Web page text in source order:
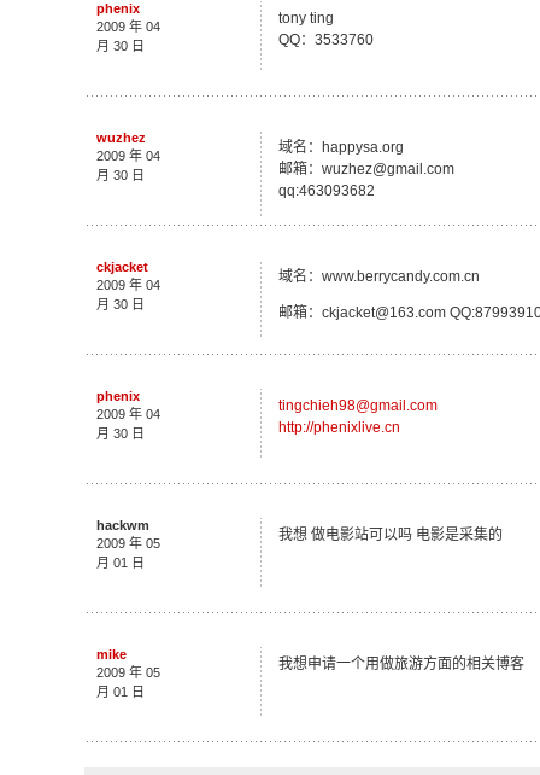
phenix
2009 年 04
月 30 日
tony ting
QQ：3533760
wuzhez
2009 年 04
月 30 日
域名：happysa.org
邮箱：wuzhez@gmail.com
qq:463093682
ckjacket
2009 年 04
月 30 日
域名：www.berrycandy.com.cn
邮箱：ckjacket@163.com
phenix
2009 年 04
月 30 日
tingchieh98@gmail.com
http://phenixlive.cn
hackwm
2009 年 05
月 01 日
我想 做电影站可以吗 电影是采集的
mike
2009 年 05
月 01 日
我想申请一个用做旅游方面的相关博客